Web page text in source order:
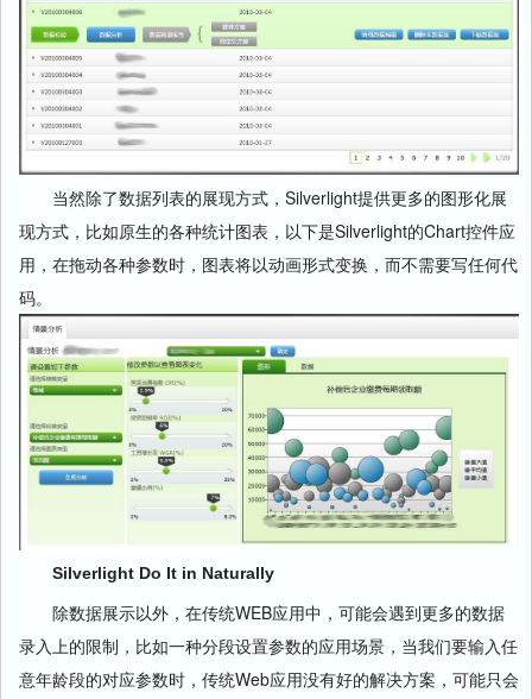
当然除了数据列表的展现方式，Silverlight提供更多的图形化展
现方式，比如原生的各种统计图表，以下是Silverlight的Chart控件应
用，在拖动各种参数时，图表将以动画形式变换，而不需要写任何代
码。
Silverlight Do It in Naturally
除数据展示以外，在传统WEB应用中，可能会遇到更多的数据
录入上的限制，比如一种分段设置参数的应用场景，当我们要输入任
意年龄段的对应参数时，传统Web应用没有好的解决方案，可能只会